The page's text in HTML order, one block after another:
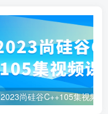
2023尚硅谷C++105集视频